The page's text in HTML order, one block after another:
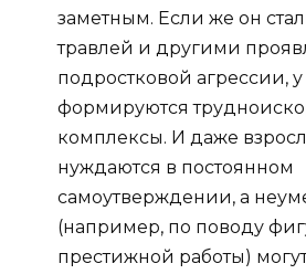
заметным. Если же он
травлей и другими
подростковой агрессии, у
формируются
комплексы. И даже
нуждаются в постоянном
самоутверждении, а
(например, по поводу
престижной работы)